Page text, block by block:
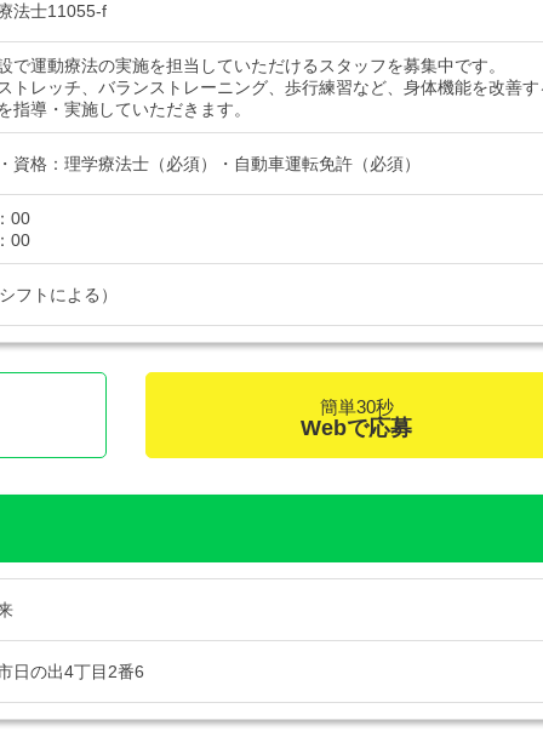
法士11055-f
で運動療法の実施を担当していただけるスタッフを募集中です。
トレッチ、バランストレーニング、歩行練習など、身体機能を改善す
指導・実施していただきます。
資格：理学療法士（必須）・自動車運転免許（必須）
00
00
フトによる）
簡単30秒
Webで応募
日の出4丁目2番6